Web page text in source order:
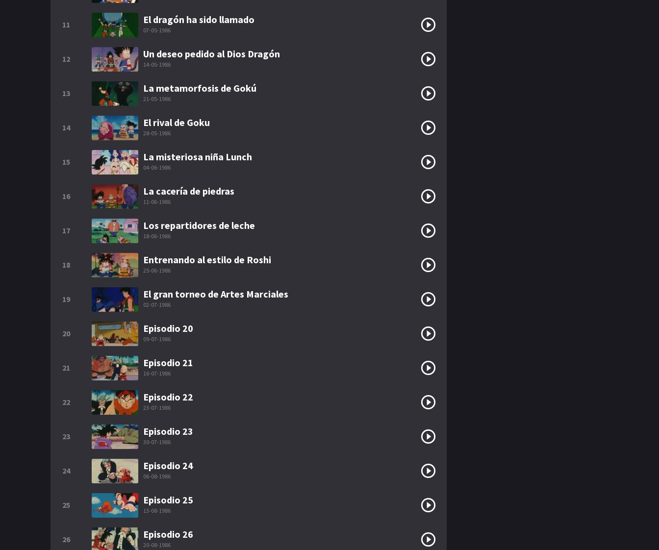
11 El dragón ha sido llamado
07-05-1986
12 Un deseo pedido al Dios Dragón
14-05-1986
13 La metamorfosis de Gokú
21-05-1986
14 El rival de Goku
28-05-1986
15 La misteriosa niña Lunch
04-06-1986
16 La cacería de piedras
11-06-1986
17 Los repartidores de leche
18-06-1986
18 Entrenando al estilo de Roshi
25-06-1986
19 El gran torneo de Artes Marciales
02-07-1986
20 Episodio 20
09-07-1986
21 Episodio 21
16-07-1986
22 Episodio 22
23-07-1986
23 Episodio 23
30-07-1986
24 Episodio 24
06-08-1986
25 Episodio 25
13-08-1986
26 Episodio 26
20-08-1986